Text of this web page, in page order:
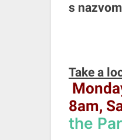
s
Take a
8am,
the